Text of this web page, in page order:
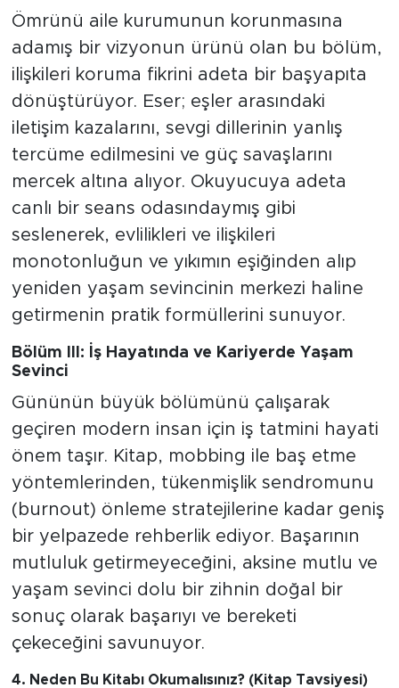
Ömrünü aile kurumunun korunmasına
adamış bir vizyonun ürünü olan bu bölüm,
ilişkileri koruma fikrini adeta bir başyapıta
dönüştürüyor. Eser; eşler arasındaki
iletişim kazalarını, sevgi dillerinin yanlış
tercüme edilmesini ve güç savaşlarını
mercek altına alıyor. Okuyucuya adeta
canlı bir seans odasındaymış gibi
seslenerek, evlilikleri ve ilişkileri
monotonluğun ve yıkımın eşiğinden alıp
yeniden yaşam sevincinin merkezi haline
getirmenin pratik formüllerini sunuyor.
Bölüm III: İş Hayatında ve Kariyerde Yaşam
Sevinci
Gününün büyük bölümünü çalışarak
geçiren modern insan için iş tatmini hayati
önem taşır. Kitap, mobbing ile baş etme
yöntemlerinden, tükenmişlik sendromunu
(burnout) önleme stratejilerine kadar geniş
bir yelpazede rehberlik ediyor. Başarının
mutluluk getirmeyeceğini, aksine mutlu ve
yaşam sevinci dolu bir zihnin doğal bir
sonuç olarak başarıyı ve bereketi
çekeceğini savunuyor.
4. Neden Bu Kitabı Okumalısınız? (Kitap Tavsiyesi)